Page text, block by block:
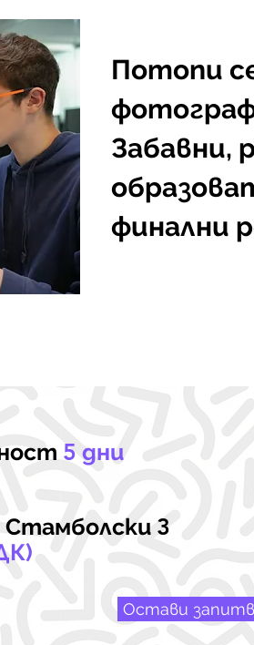
Потопи
Забавни,
финални
5 дни
3
Остави